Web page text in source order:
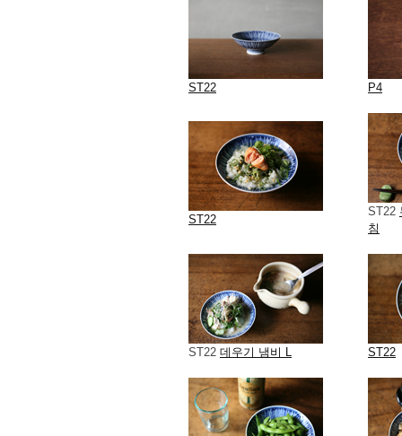
ST22 P4
ST22
ST22
침
ST22 데우기 냄비 L ST22